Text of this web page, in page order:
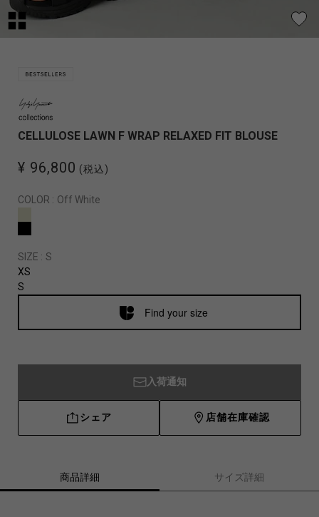
CELLULOSE LAWN F WRAP RELAXED FIT BLOUSE
¥ 96,800 (税込)
COLOR : Off White
SIZE : S
XS
S
Find your size
入荷通知
シェア 店舗在庫確認
商品詳細 サイズ詳細